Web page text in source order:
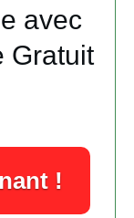
avec
Gratuit
!